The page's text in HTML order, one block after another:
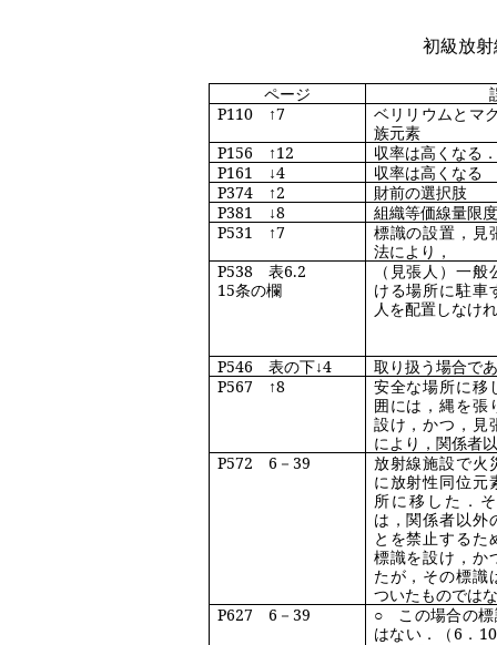
初級放
ページ
P110↑7
ベリリウムとマ
族元素
P156 ↑12
収率は高くなる
P161 ↓4
収率は高くなる
P374↑2
財前の選択肢
P381 ↓8
組織等価線量限
P531 ↑7
標識の設置，見
法により，
P538表6.2
15条の欄
（見張人）一
ける場所に駐車
人を配置しなけ
P546 表の下↓4
取り扱う場合で
P567 ↑8
安全な場所に移
囲には，縄を張
設け，かつ，見
により，関係者
P572
6 － 39
放射線施設で火
に放射性同位元
所に移した．
は，関係者以外
とを禁止するた
標識を設け，か
たが，その標識
ついたものでは
P627
6 － 39
○ この場合の標
はない．（6 ． 10